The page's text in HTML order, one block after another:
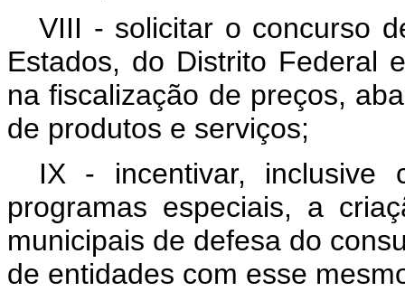
VIII - solicitar o concurso
Estados, do Distrito Federal
na fiscalização de preços,
de produtos e serviços;
IX - incentivar, inclusive
programas especiais, a
municipais de defesa do
de entidades com esse